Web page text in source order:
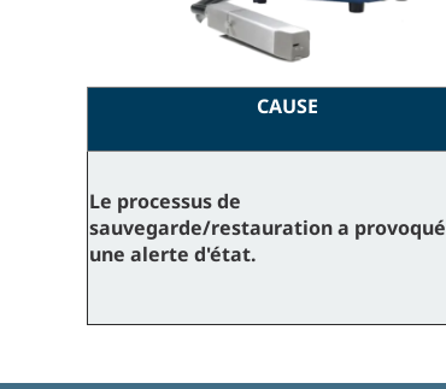
CAUSE
Le processus de
sauvegarde/restauration a provoqué
une alerte d'état.